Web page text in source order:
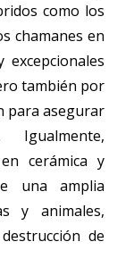
como los
chamanes en
también por
para asegurar
cerámica y
una amplia
y animales,
de